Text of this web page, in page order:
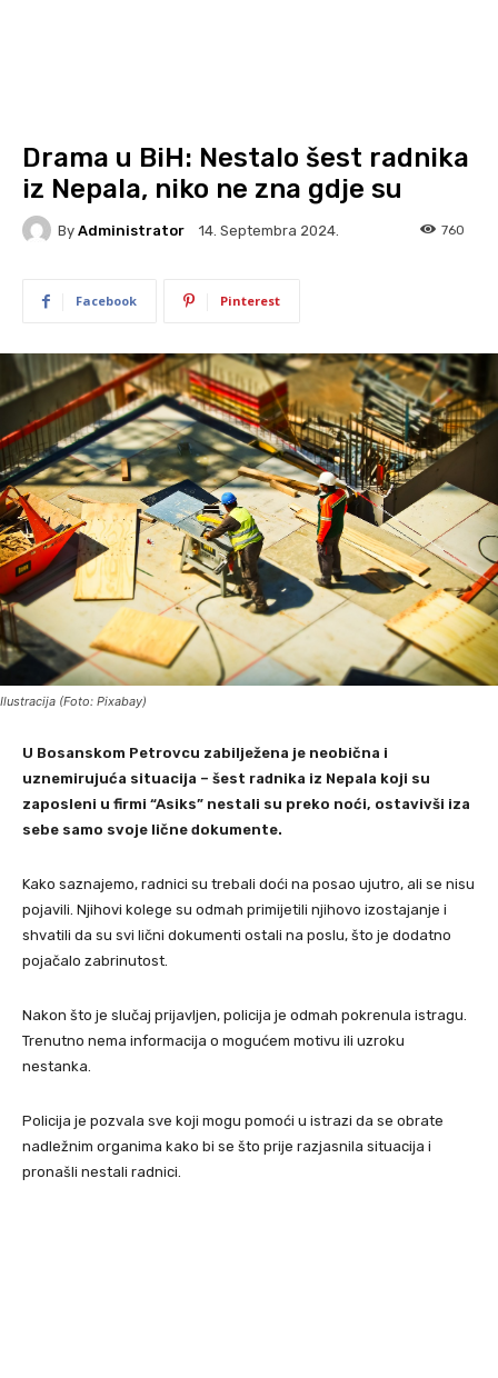
Drama u BiH: Nestalo šest radnika
iz Nepala, niko ne zna gdje su
By Administrator 14. Septembra 2024. 760
Facebook Pinterest
Ilustracija (Foto: Pixabay)
U Bosanskom Petrovcu zabilježena je neobična i
uznemirujuća situacija – šest radnika iz Nepala koji su
zaposleni u firmi “Asiks” nestali su preko noći, ostavivši iza
sebe samo svoje lične dokumente.
Kako saznajemo, radnici su trebali doći na posao ujutro, ali se nisu
pojavili. Njihovi kolege su odmah primijetili njihovo izostajanje i
shvatili da su svi lični dokumenti ostali na poslu, što je dodatno
pojačalo zabrinutost.
Nakon što je slučaj prijavljen, policija je odmah pokrenula istragu.
Trenutno nema informacija o mogućem motivu ili uzroku
nestanka.
Policija je pozvala sve koji mogu pomoći u istrazi da se obrate
nadležnim organima kako bi se što prije razjasnila situacija i
pronašli nestali radnici.